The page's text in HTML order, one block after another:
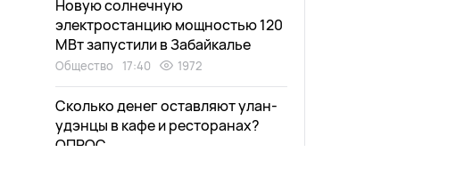
Новую солнечную
электростанцию мощностью 120
МВт запустили в Забайкалье
Общество 17:40 1972
Сколько денег оставляют улан-
удэнцы в кафе и ресторанах?
ОПРОС